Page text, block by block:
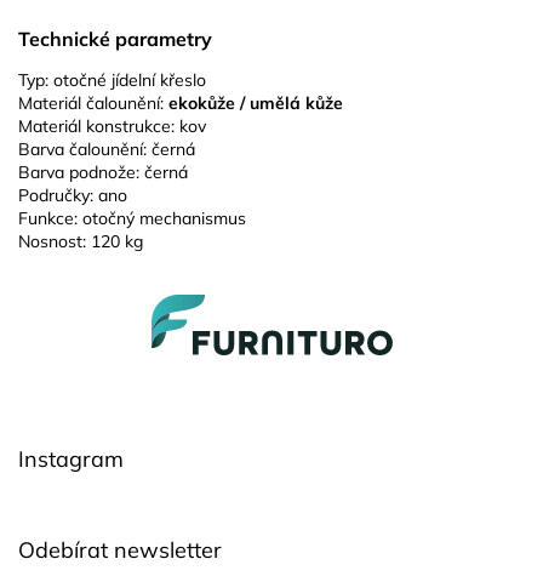
Technické parametry
Typ: otočné jídelní křeslo
Materiál čalounění: ekokůže / umělá kůže
Materiál konstrukce: kov
Barva čalounění: černá
Barva podnože: černá
Područky: ano
Funkce: otočný mechanismus
Nosnost: 120 kg
Instagram
Odebírat newsletter